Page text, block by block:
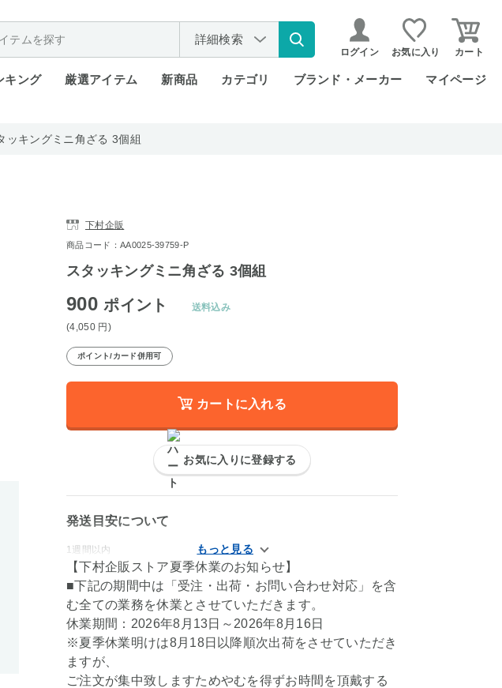
詳細検索
ログイン お気に入り カート
キング 厳選アイテム 新商品 カテゴリ ブランド・メーカー マイページ
ッキングミニ角ざる 3個組
下村企販
商品コード：AA0025-39759-P
スタッキングミニ角ざる 3個組
900ポイント
(4,050 円 )
送料込み
ポイント/カード併用可
カートに入れる
お気に入りに登録する
発送目安について
1週間以内
【下村企販ストア夏季休業のお知らせ】
■下記の期間中は「受注・出荷・お問い合わせ対応」を含
む全ての業務を休業とさせていただきます。
休業期間：2026年8月13日～2026年8月16日
※夏季休業明けは8月18日以降順次出荷をさせていただき
ますが、
ご注文が集中致しますためやむを得ずお時間を頂戴する